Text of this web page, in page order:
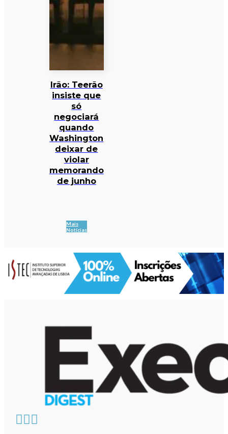
Irão: Teerão
insiste que
só
negociará
quando
Washington
deixar de
violar
memorando
de junho
Mais
Notícias